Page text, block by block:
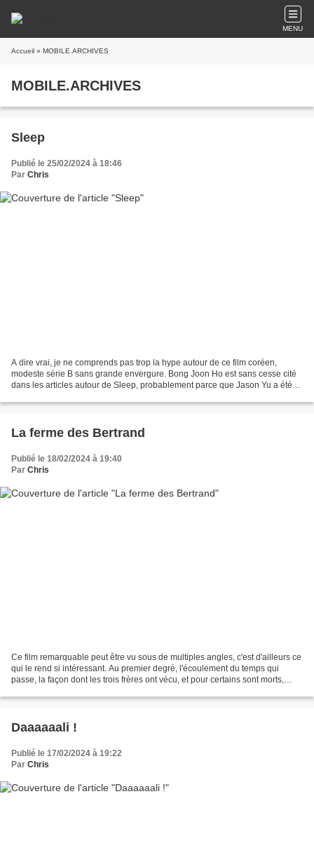
MENU
Accueil » MOBILE.ARCHIVES
MOBILE.ARCHIVES
Sleep
Publié le 25/02/2024 à 18:46
Par Chris
A dire vrai, je ne comprends pas trop la hype autour de ce film coréen,
modeste série B sans grande envergure. Bong Joon Ho est sans cesse cité
dans les articles autour de Sleep, probablement parce que Jason Yu a été
La ferme des Bertrand
Publié le 18/02/2024 à 19:40
Par Chris
Ce film remarquable peut être vu sous de multiples angles, c'est d'ailleurs ce
qui le rend si intéressant. Au premier degré, l'écoulement du temps qui
passe, la façon dont les trois frères ont vécu, et pour certains sont morts,
Daaaaaali !
Publié le 17/02/2024 à 19:22
Par Chris